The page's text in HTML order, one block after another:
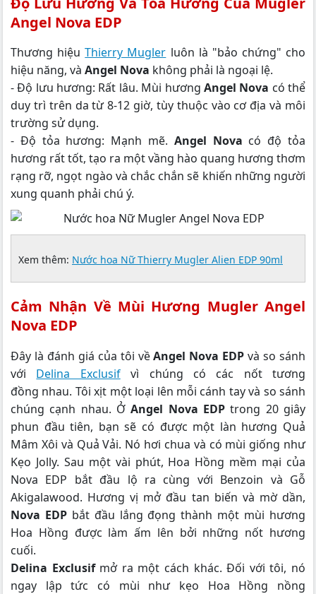
Angel Nova EDP
Thương hiệuThierry Mugler luôn là "bảo chứng" cho
hiệu năng, và Angel Nova không phải là ngoại lệ.
- Độ lưu hương: Rất lâu. Mùi hương Angel Nova có thể
duy trì trên da từ 8-12 giờ, tùy thuộc vào cơ địa và môi
trường sử dụng.
- Độ tỏa hương: Mạnh mẽ. Angel Nova có độ tỏa
hương rất tốt, tạo ra một vầng hào quang hương thơm
rạng rỡ, ngọt ngào và chắc chắn sẽ khiến những người
xung quanh phải chú ý.
Xem thêm: Nước hoa Nữ Thierry Mugler Alien EDP 90ml
Cảm Nhận Về Mùi Hương Mugler Angel
Nova EDP
Đây là đánh giá của tôi vềAngel Nova EDP và so sánh
với Delina Exclusifvì chúng có các nốt tương
đồng nhau. Tôi xịt một loại lên mỗi cánh tay và so sánh
chúng cạnh nhau. ỞAngel Nova EDP trong 20 giây
phun đầu tiên, bạn sẽ có được một làn hương Quả
Mâm Xôi và Quả Vải. Nó hơi chua và có mùi giống như
Kẹo Jolly. Sau một vài phút, Hoa Hồng mềm mại của
Nova EDP bắt đầu lộ ra cùng với Benzoin và Gỗ
Akigalawood. Hương vị mở đầu tan biến và mờ dần,
Nova EDPbắt đầu lắng đọng thành một mùi hương
Hoa Hồng được làm ấm lên bởi những nốt hương
cuối.
Delina Exclusifmở ra một cách khác. Đối với tôi, nó
ngay lập tức có mùi như kẹo Hoa Hồng nồng